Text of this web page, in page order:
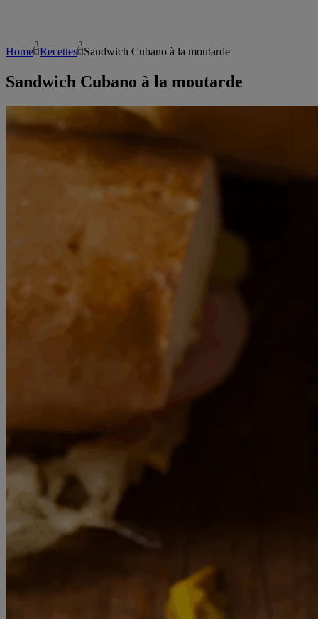
Home Recettes Sandwich Cubano à la moutarde
Sandwich Cubano à la moutarde